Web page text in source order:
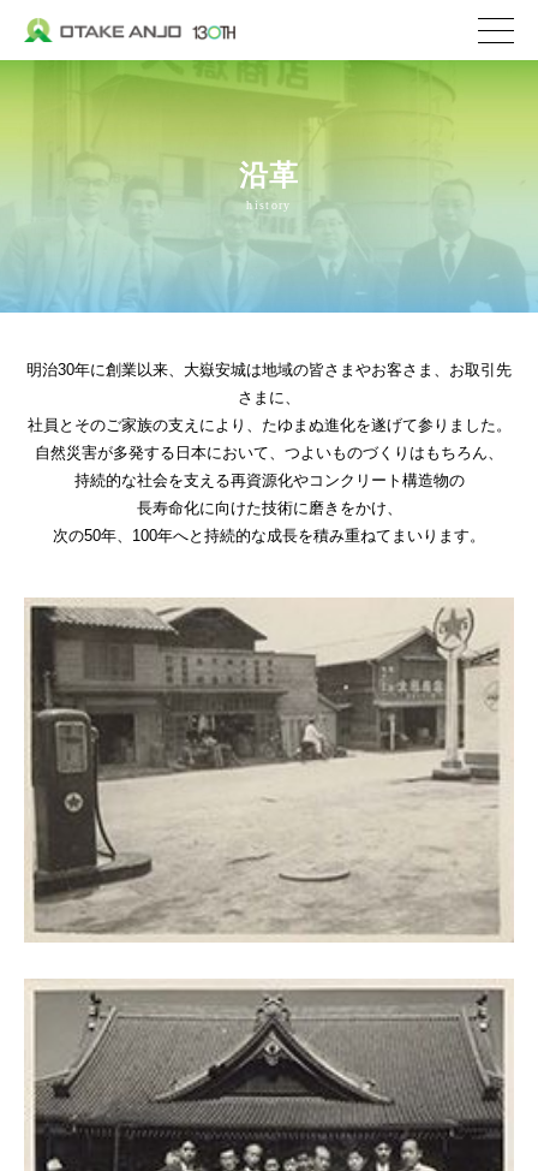
企業情報
私たちの取り組み
私たちが選ばれる理
生コンクリート
セメント関連／地盤
自己治癒コンクリー
レベリング材／グラ
地業工事
雨水貯留槽／外構他
（都市計画工事）
内外装工事／耐火・
舗装工事／柱脚工事
不動産開発／賃貸／
子育て支援事業
&ACTION
採用情報
沿革
history
明治30年に創業以来、大嶽安城は地域の皆さまやお客さま、お取引先
さまに、
社員とそのご家族の支えにより、たゆまぬ進化を遂げて参りました。
自然災害が多発する日本において、つよいものづくりはもちろん、
持続的な社会を支える再資源化やコンクリート構造物の
長寿命化に向けた技術に磨きをかけ、
次の50年、100年へと持続的な成長を積み重ねてまいります。